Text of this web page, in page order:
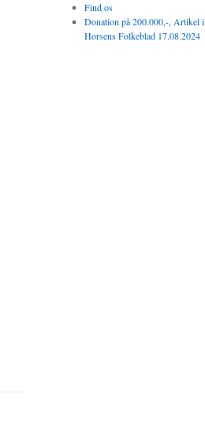
Find os
Donation på 200.000,-, Artikel i
Horsens Folkeblad 17.08.2024